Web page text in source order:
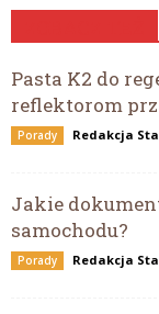
Pasta K2 do
reflektorom
Porady Redakcja
Jakie
samochodu?
Porady Redakcja